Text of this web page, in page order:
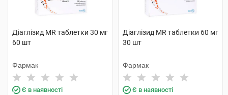
Діаглізид MR таблетки 30 мг
60 шт
Фармак
Є в наявності
Діаглізид MR таблетки 60 мг
30 шт
Фармак
Є в наявності